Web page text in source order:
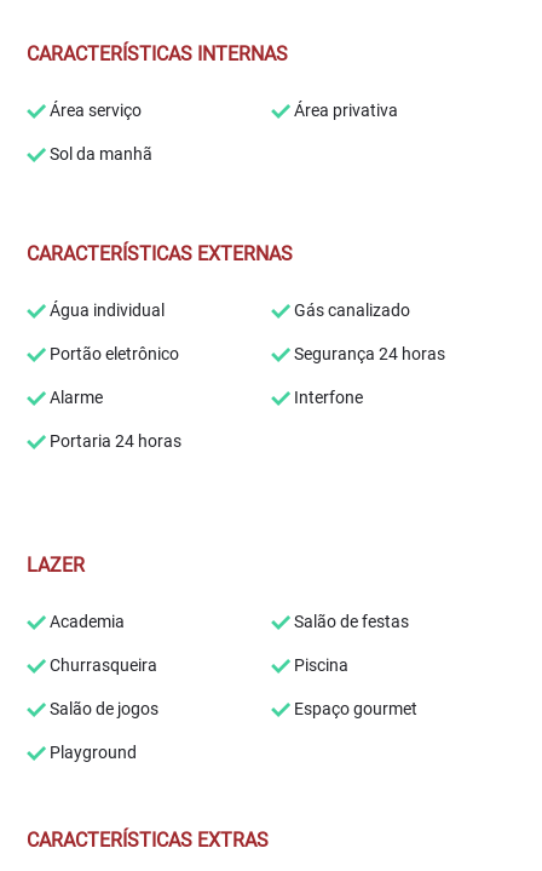
CARACTERÍSTICAS INTERNAS
Área serviço Área privativa
Sol da manhã
CARACTERÍSTICAS EXTERNAS
Água individual Gás canalizado
Portão eletrônico Segurança 24 horas
Alarme Interfone
Portaria 24 horas
LAZER
Academia Salão de festas
Churrasqueira Piscina
Salão de jogos Espaço gourmet
Playground
CARACTERÍSTICAS EXTRAS